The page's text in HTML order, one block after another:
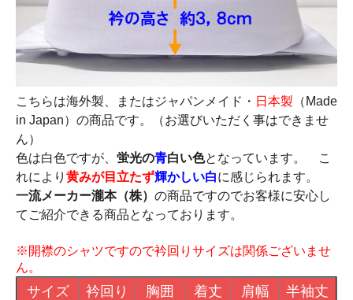
こちらは海外製、またはジャパンメイド・ 日本製 （Made
in Japan）の商品です。（お選びいただく事はできませ
ん）
色は白色ですが、 蛍光の青白い色となっています。 こ
れにより 黄みが目立たず輝かしい白に感じられます。
一流メーカー瀧本（株） の商品ですのでお客様に安心し
てご紹介できる商品となっております。
※開襟のシャツですので衿回りサイズは関係ございませ
ん。
サイズ 衿回り 胸囲 着丈 肩幅 半袖丈